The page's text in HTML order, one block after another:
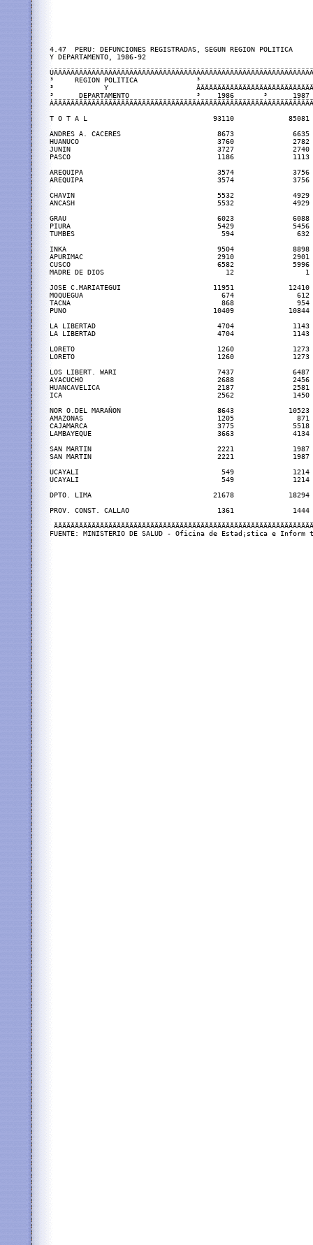
4.47  PERU: DEFUNCIONES REGISTRADAS, SEGUN REGION POLITICA
Y DEPARTAMENTO, 1986-92
³     REGION POLITICA              ³
³            Y
³      DEPARTAMENTO                ³    1986       ³
T O T A L                              93110
ANDRES A. CACERES                       8673
HUANUCO                                 3760
JUNIN                                   3727
PASCO                                   1186
AREQUIPA                                3574
AREQUIPA                                3574
CHAVIN                                  5532
ANCASH                                  5532
GRAU                                    6023
PIURA                                   5429
TUMBES                                   594
INKA                                    9504              8898
APURIMAC                                2910
CUSCO                                   6582
MADRE DE DIOS                             12
JOSE C.MARIATEGUI                      11951
MOQUEGUA                                 674
TACNA                                    868
PUNO                                   10409
LA LIBERTAD                             4704
LA LIBERTAD                             4704
LORETO                                  1260
LORETO                                  1260
LOS LIBERT. WARI                        7437
AYACUCHO                                2688
HUANCAVELICA                            2187
ICA                                     2562              1450
NOR O.DEL MARAÑON                       8643
AMAZONAS                                1205
CAJAMARCA                               3775
LAMBAYEQUE                              3663
SAN MARTIN                              2221
SAN MARTIN                              2221
UCAYALI                                  549
UCAYALI                                  549
DPTO. LIMA                             21678
PROV. CONST. CALLAO                     1361